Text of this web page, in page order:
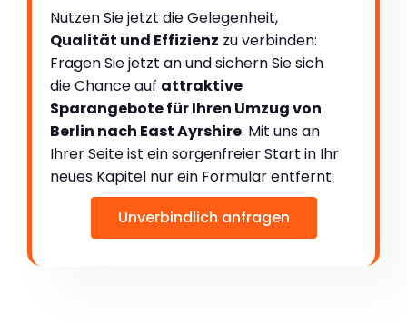
Nutzen Sie jetzt die Gelegenheit,
Qualität und Effizienz zu verbinden:
Fragen Sie jetzt an und sichern Sie sich
die Chance auf attraktive
Sparangebote für Ihren Umzug von
Berlin nach East Ayrshire. Mit uns an
Ihrer Seite ist ein sorgenfreier Start in Ihr
neues Kapitel nur ein Formular entfernt:
Unverbindlich anfragen